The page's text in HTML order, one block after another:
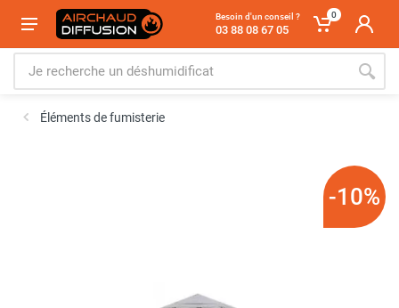
Besoin d'un conseil ?
03 88 08 67 05
0
Éléments de fumisterie
-10%